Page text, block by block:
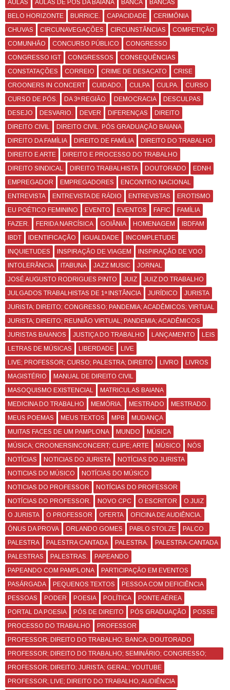
AULAS AULAS DE PÓS DA BAIANA BANCA
BANCAS
BELO HORIZONTE
BURRICE. CAPACIDADE
CERIMÔNIA
CHUVAS
CIRCUNAVEGAÇÕES CIRCUNSTÂNCIAS
COMPETIÇÃO
COMUNHÃO
CONCURSO PÚBLICO
CONGRESSO
CONGRESSO IGT
CONGRESSOS
CONSEQUÊNCIAS
CONSTATAÇÕES
CORREIO CRIME DE DESACATO
CRISE
CROONERS IN CONCERT
CUIDADO. CULPA CULPA.
CURSO
CURSO DE PÓS.
DA 3ª REGIÃO. DEMOCRACIA
DESCULPAS
DESEJO
DESVARIO. DEVER DIFERENÇAS
DIREITO
DIREITO CIVIL
DIREITO CIVIL. PÓS GRADUAÇÃO BAIANA
DIREITO DA FAMÍLIA
DIREITO DE FAMÍLIA
DIREITO DO TRABALHO
DIREITO E ARTE
DIREITO E PROCESSO DO TRABALHO
DIREITO SINDICAL
DIREITO TRABALHISTA DOUTORADO
EDNH
EMPREGADOR
EMPREGADORES
ENCONTRO NACIONAL
ENTREVISTA
ENTREVISTA DE RÁDIO ENTREVISTAS
EROTISMO
EU POÉTICO FEMININO
EVENTO EVENTOS FAFIC
FAMÍLIA
FAZER.
FERIDA NARCÍSICA GOIÂNIA HOMENAGEM
IBDFAM
IBDT
IDENTIFICAÇÃO IGUALDADE
INCOMPLETUDE
INQUIETUDES
INSPIRAÇÃO DE VIAGEM
INSPIRAÇÃO DE VOO
INTOLERÂNCIA
ITABUNA JAZZ MUSIC
JORNAL
JOSÉ AUGUSTO RODRIGUES PINTO
JUIZ
JUIZ DO TRABALHO
JULGADOS TRABALHISTAS DE 1ª INSTÂNCIA
JURÍDICO
JURISTA
JURISTA; DIREITO; CONGRESSO; PANDEMIA; ACADÊMICOS; VIRTUAL
JURISTA; DIREITO; REUNIÃO VIRTUAL; PANDEMIA; ACADÊMICOS
JURISTAS BAIANOS
JUSTIÇA DO TRABALHO LANÇAMENTO
LEIS
LETRAS DE MÚSICAS
LIBERDADE
LIVE
LIVE; PROFESSOR; CURSO; PALESTRA; DIREITO
LIVRO
LIVROS
MAGISTÉRIO
MANUAL DE DIREITO CIVIL
MASOQUISMO EXISTENCIAL
MATRICULAS BAIANA
MEDICINA DO TRABALHO
MEMÓRIA. MESTRADO
MESTRADO.
MEUS POEMAS
MEUS TEXTOS MPB
MUDANÇA
MUITAS FACES DE UM PAMPLONA
MUNDO
MÚSICA
MÚSICA; CROONERSINCONCERT; CLIPE; ARTE
MÚSICO
NÓS
NOTÍCIAS
NOTICIAS DO JURISTA
NOTÍCIAS DO JURISTA
NOTICIAS DO MÚSICO
NOTÍCIAS DO MÚSICO
NOTICIAS DO PROFESSOR
NOTÍCIAS DO PROFESSOR
NOTÍCIAS DO PROFESSOR.
NOVO CPC O ESCRITOR
O JUIZ
O JURISTA
O PROFESSOR OFERTA
OFICINA DE AUDIÊNCIA.
ÔNUS DA PROVA
ORLANDO GOMES PABLO STOLZE
PALCO .
PALESTRA
PALESTRA CANTADA PALESTRA.
PALESTRA-CANTADA
PALESTRAS
PALESTRAS.
PAPEANDO
PAPEANDO COM PAMPLONA
PARTICIPAÇÃO EM EVENTOS
PASÁRGADA
PEQUENOS TEXTOS
PESSOA COM DEFICIÊNCIA
PESSOAS
PODER POESIA POLÍTICA
PONTE AÉREA
PORTAL DA POESIA
PÓS DE DIREITO PÓS GRADUAÇÃO
POSSE
PROCESSO DO TRABALHO
PROFESSOR
PROFESSOR; DIREITO DO TRABALHO; BANCA; DOUTORADO
PROFESSOR; DIREITO DO TRABALHO; SEMINÁRIO; CONGRESSO;
CURSO
PROFESSOR; DIREITO; JURISTA; GERAL; YOUTUBE
PROFESSOR; LIVE; DIREITO DO TRABALHO; AUDIÊNCIA